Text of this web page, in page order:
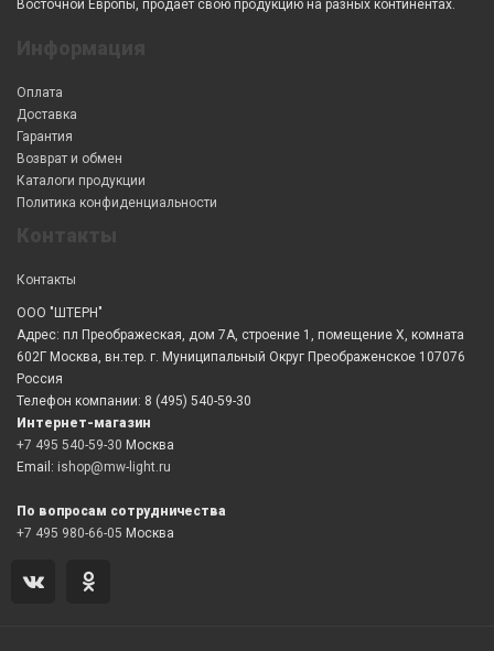
Восточной Европы, продает свою продукцию на разных континентах.
Оплата
Доставка
Гарантия
Возврат и обмен
Каталоги продукции
Политика конфиденциальности
Контакты
ООО "ШТЕРН"
Адрес: пл Преображеская, дом 7А, строение 1, помещение X, комната
602Г Москва, вн.тер. г. Муниципальный Округ Преображенское 107076
Россия
Телефон компании: 8 (495) 540-59-30
Интернет-магазин
+7 495 540-59-30 Москва
Email: ishop@mw-light.ru
По вопросам сотрудничества
+7 495 980-66-05 Москва